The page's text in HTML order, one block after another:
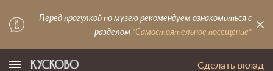
Перед прогулкой по музею рекомендуем ознакомиться с
разделом "Самостоятельное посещение"
Сделать вклад